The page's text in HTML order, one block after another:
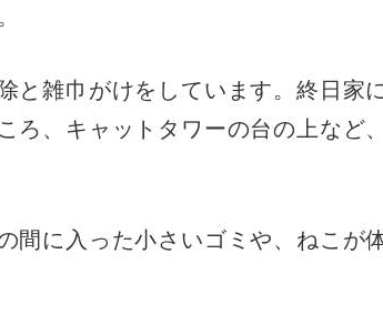
と雑巾がけをしています。終日家
ろ、キャットタワーの台の上など
間に入った小さいゴミや、ねこが